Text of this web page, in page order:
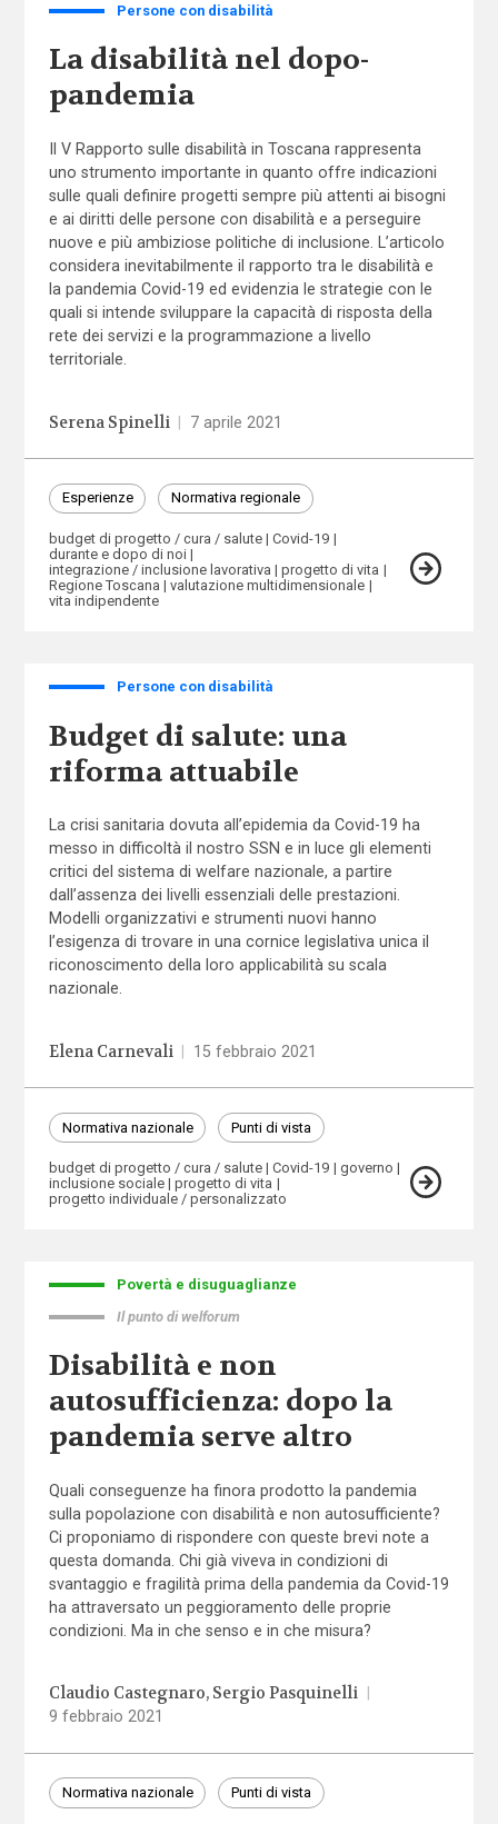
Persone con disabilità
La disabilità nel dopo-
pandemia
Il V Rapporto sulle disabilità in Toscana rappresenta
uno strumento importante in quanto offre indicazioni
sulle quali definire progetti sempre più attenti ai bisogni
e ai diritti delle persone con disabilità e a perseguire
nuove e più ambiziose politiche di inclusione. L’articolo
considera inevitabilmente il rapporto tra le disabilità e
la pandemia Covid-19 ed evidenzia le strategie con le
quali si intende sviluppare la capacità di risposta della
rete dei servizi e la programmazione a livello
territoriale.
Serena Spinelli 7 aprile 2021
Esperienze Normativa regionale
budget di progetto / cura / salute
Covid-19
durante e dopo di noi
integrazione / inclusione lavorativa
progetto di vita
Regione Toscana
valutazione multidimensionale
vita indipendente
Persone con disabilità
Budget di salute: una
riforma attuabile
La crisi sanitaria dovuta all’epidemia da Covid-19 ha
messo in difficoltà il nostro SSN e in luce gli elementi
critici del sistema di welfare nazionale, a partire
dall’assenza dei livelli essenziali delle prestazioni.
Modelli organizzativi e strumenti nuovi hanno
l’esigenza di trovare in una cornice legislativa unica il
riconoscimento della loro applicabilità su scala
nazionale.
Elena Carnevali 15 febbraio 2021
Normativa nazionale Punti di vista
budget di progetto / cura / salute Covid-19
governo
inclusione sociale
progetto di vita
progetto individuale / personalizzato
Povertà e disuguaglianze
Il punto di welforum
Disabilità e non
autosufficienza: dopo la
pandemia serve altro
Quali conseguenze ha finora prodotto la pandemia
sulla popolazione con disabilità e non autosufficiente?
Ci proponiamo di rispondere con queste brevi note a
questa domanda. Chi già viveva in condizioni di
svantaggio e fragilità prima della pandemia da Covid-19
ha attraversato un peggioramento delle proprie
condizioni. Ma in che senso e in che misura?
Claudio Castegnaro Sergio Pasquinelli
9 febbraio 2021
Normativa nazionale Punti di vista